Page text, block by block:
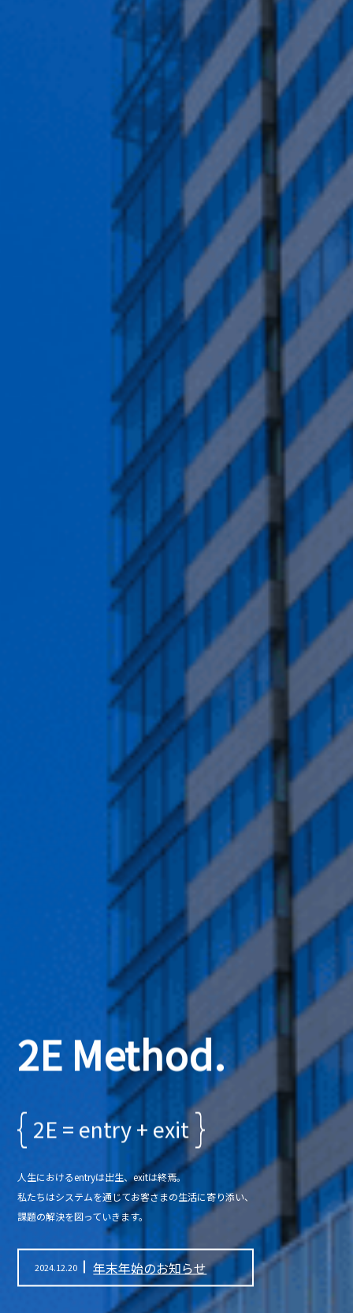
2E Method.
{
2E = entry + exit
人生におけるentryは出生、exitは終焉。
私たちはシステムを通じてお客さまの生活に寄り添い、
課題の解決を図っていきます。
2024.12.20 年末年始のお知らせ